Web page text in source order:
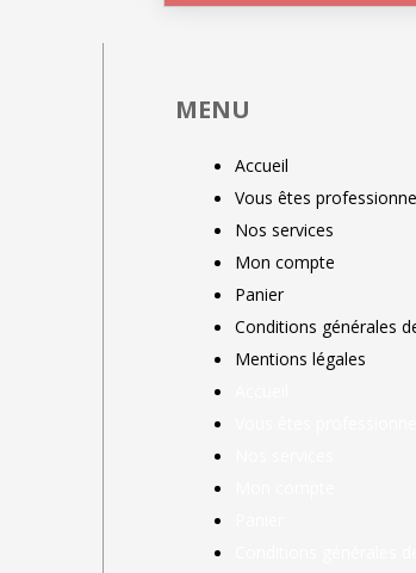
MENU
Accueil
Vous êtes
Nos services
Mon compte
Panier
Conditions générales
Mentions légales